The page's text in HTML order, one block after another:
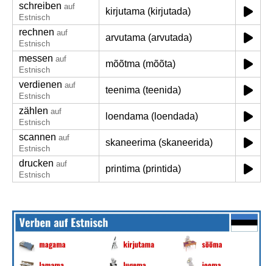
schreiben auf
Estnisch
kirjutama (kirjutada)
rechnen auf
Estnisch
arvutama (arvutada)
messen auf
Estnisch
mõõtma (mõõta)
verdienen auf
Estnisch
teenima (teenida)
zählen auf
Estnisch
loendama (loendada)
scannen auf
Estnisch
skaneerima (skaneerida)
drucken auf
Estnisch
printima (printida)